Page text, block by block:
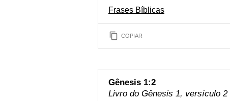
Frases Bíblicas
COPIAR
Gênesis 1:2
Livro do Gênesis 1, versículo 2